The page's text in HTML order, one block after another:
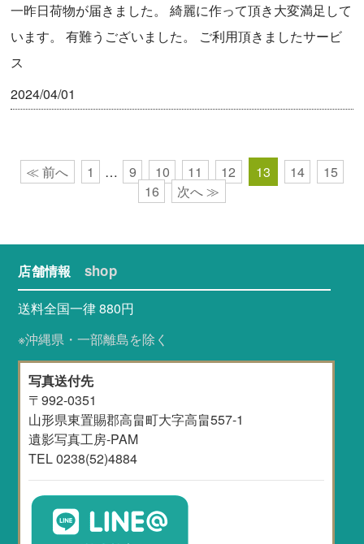
一昨日荷物が届きました。 綺麗に作って頂き大変満足して
います。 有難うございました。 ご利用頂きましたサービ
ス
2024/04/01
≪ 前へ 1 … 9 10 11 12 13 14
15
16
次へ ≫
店舗情報 shop
送料全国一律 880円
※沖縄県・一部離島を除く
写真送付先
〒992-0351
山形県東置賜郡高畠町大字高畠557-1
遺影写真工房-PAM
TEL 0238(52)4884